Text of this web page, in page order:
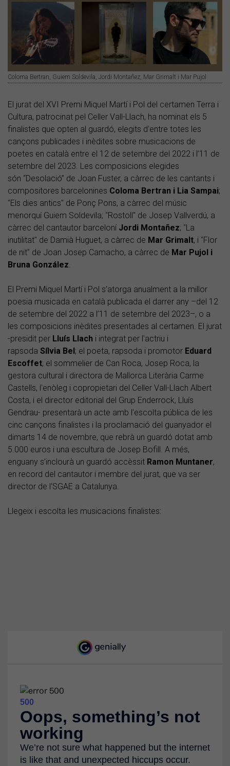
Coloma Bertran, Guiem Soldevila, Jordi Montañez, Mar Grimalt i Mar Pujol
El jurat del XVI Premi Miquel Martí i Pol del certamen Terra i
Cultura, patrocinat pel Celler Vall-Llach, ha nominat els 5
finalistes que opten al guardó, elegits d'entre totes les
cançons publicades i inèdites sobre musicacions de
poetes en català entre el 12 de setembre del 2022 i l’11 de
setembre del 2023. Les composicions elegides
són “Desolació” de Joan Fuster, a càrrec de les cantants i
compositores barcelonines Coloma Bertran i Lia Sampai;
"Els dies antics" de Ponç Pons, a càrrec del músic
menorquí Guiem Soldevila; "Rostoll" de Josep Vallverdú, a
càrrec del cantautor barceloní Jordi Montañez; "La
inutilitat" de Damià Huguet, a càrrec de Mar Grimalt, i "Flor
de nit" de Joan Josep Camacho, a càrrec de Mar Pujol i
Bruna González.
El Premi Miquel Martí i Pol s’atorga anualment a la millor
poesia musicada en català publicada el darrer any –del 12
de setembre del 2022 a l’11 de setembre del 2023–, o a
les composicions inèdites presentades al certamen. El jurat
-presidit per Lluís Llach i integrat per l'actriu i
rapsoda Sílvia Bel ; el poeta, rapsoda i promotor Eduard
Escoffet; el sommelier de Can Roca, Josep Roca, la
gestora cultural i directora de Mallorca Literària Carme
Castells, l'enòleg i copropietari del Celler Vall-Llach Albert
Costa, i el director editorial del Grup Enderrock, Lluís
Gendrau- presentarà un acte amb l'escolta pública de les
cinc cançons finalistes i la proclamació del guanyador el
dimarts 14 de novembre, que rebrà un guardó dotat amb
5.000 euros i una escultura de Josep Bofill. A més,
enguany s’inclourà un guardó accèssit Ramon Muntaner,
en record del cantautor i membre del jurat, que va ser
director de l'SGAE a Catalunya.
Llegeix i escolta les musicacions finalistes: